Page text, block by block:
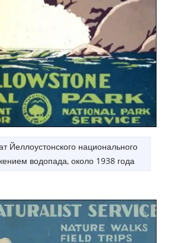
Йеллоустонского национального
водопада, около 1938 года